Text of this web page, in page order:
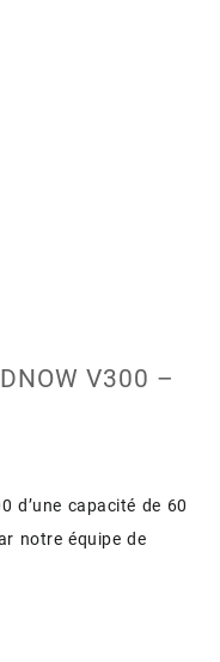
V300 –
d’une capacité de 60
notre équipe de